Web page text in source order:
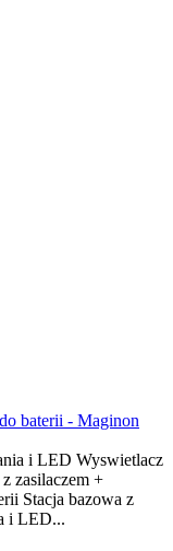
baterii - Maginon
i LED Wyswietlacz
zasilaczem +
Stacja bazowa z
i LED...